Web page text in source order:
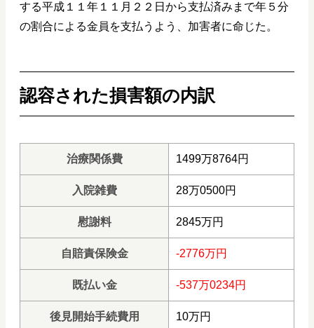
する平成１１年１１月２２日から支払済みまで年５分
の割合による金員を支払うよう、加害者に命じた。
認容された損害額の内訳
治療関係費 1499万8764円
入院雑費 28万0500円
慰謝料 2845万円
自賠責保険金 -2776万円
既払い金 -537万0234円
後見開始手続費用 10万円